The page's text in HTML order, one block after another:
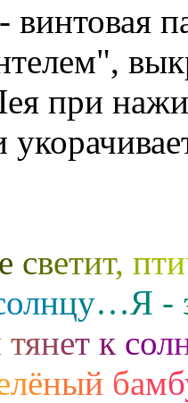
винтовая
при
е светит, пти
олнцу…Я -
тянет к сол
лёный бамб